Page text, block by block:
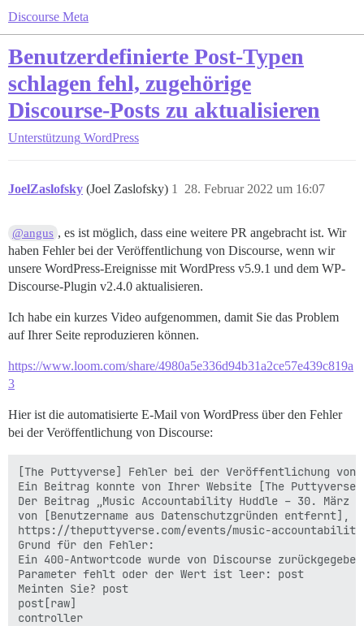
Discourse Meta
Benutzerdefinierte Post-Typen
schlagen fehl, zugehörige
Discourse-Posts zu aktualisieren
Unterstützung WordPress
JoelZaslofsky (Joel Zaslofsky) 28. Februar 2022 um 16:07
1
@angus , es ist möglich, dass eine weitere PR angebracht ist. Wir
haben Fehler bei der Veröffentlichung von Discourse, wenn wir
unsere WordPress-Ereignisse mit WordPress v5.9.1 und dem WP-
Discourse-Plugin v2.4.0 aktualisieren.
Ich habe ein kurzes Video aufgenommen, damit Sie das Problem
auf Ihrer Seite reproduzieren können.
https://www.loom.com/share/4980a5e336d94b31a2ce57e439c819a
3
Hier ist die automatisierte E-Mail von WordPress über den Fehler
bei der Veröffentlichung von Discourse:
[The Puttyverse] Fehler bei der Veröffentlichung von
Ein Beitrag konnte von Ihrer Website [The
Der Beitrag „Music Accountability Huddle – 30. März
von [Benutzername aus Datenschutzgründen entfernt],
https://theputtyverse.com/events/music-
Grund für den Fehler:
Ein 400-Antwortcode wurde von Discourse
Parameter fehlt oder der Wert ist leer: post
Meinten Sie? post
post[raw]
controller